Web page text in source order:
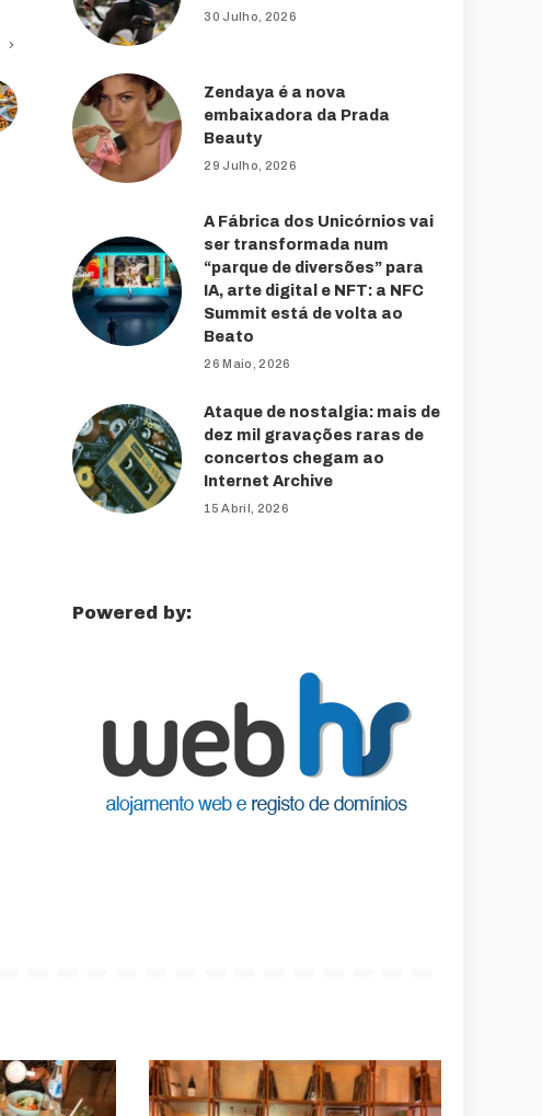
30 Julho, 2026
Zendaya é a nova
embaixadora da Prada
Beauty
29 Julho, 2026
A Fábrica dos Unicórnios vai
ser transformada num
“parque de diversões” para
IA, arte digital e NFT: a NFC
Summit está de volta ao
Beato
26 Maio, 2026
Ataque de nostalgia: mais de
dez mil gravações raras de
concertos chegam ao
Internet Archive
15 Abril, 2026
Powered by: